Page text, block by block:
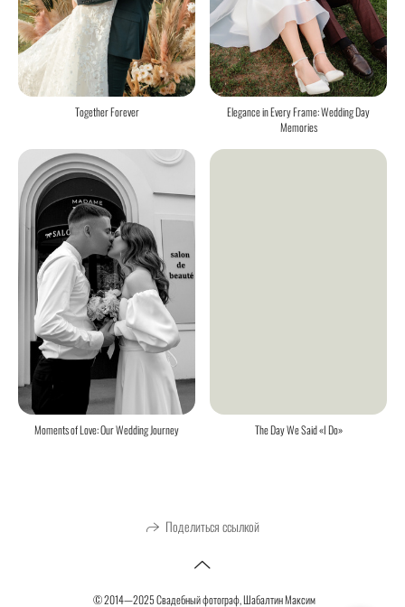
Together Forever
Elegance in Every Frame: Wedding Day
Memories
Moments of Love: Our Wedding Journey The Day We Said «I Do»
Поделиться ссылкой
© 2014—2025 Свадебный фотограф, Шабалтин Максим